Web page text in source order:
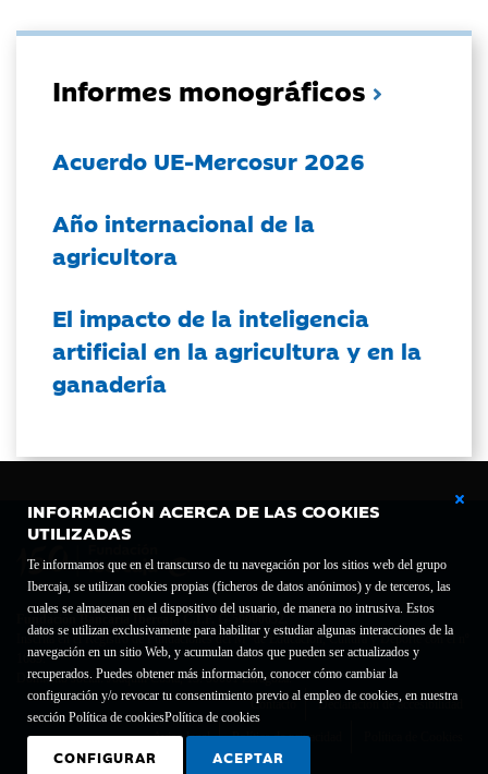
INFORMACIÓN ACERCA DE LAS COOKIES
UTILIZADAS
Te informamos que en el transcurso de tu navegación por los sitios web del grupo
Ibercaja, se utilizan cookies propias (ficheros de datos anónimos) y de terceros, las
cuales se almacenan en el dispositivo del usuario, de manera no intrusiva. Estos
datos se utilizan exclusivamente para habilitar y estudiar algunas interacciones de la
navegación en un sitio Web, y acumulan datos que pueden ser actualizados y
recuperados. Puedes obtener más información, conocer cómo cambiar la
configuración y/o revocar tu consentimiento previo al empleo de cookies, en nuestra
sección Política de cookiesPolítica de cookies
CONFIGURAR ACEPTAR
Informes monográficos
Acuerdo UE-Mercosur 2026
Año internacional de la
agricultora
El impacto de la inteligencia
artificial en la agricultura y en la
ganadería
Fundación Bancaria Ibercaja C.I.F. G-50000652.
Inscrita en el Registro de Fundaciones del Mº de Educación, Cultura y Deporte con el nº
1689.
Domicilio social: Joaquín Costa, 13. 50001 Zaragoza.
Contacto
Declaración de accesibilidad
Aviso legal Política de privacidad